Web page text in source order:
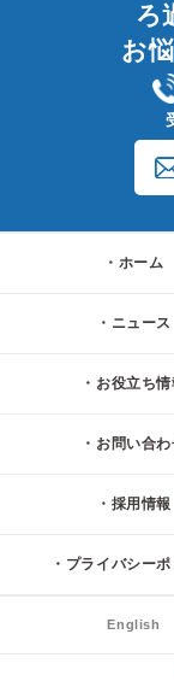
ろ
お
ホーム
ニュース
お役立ち情
お問い合わ
採用情報
プライバシー
English